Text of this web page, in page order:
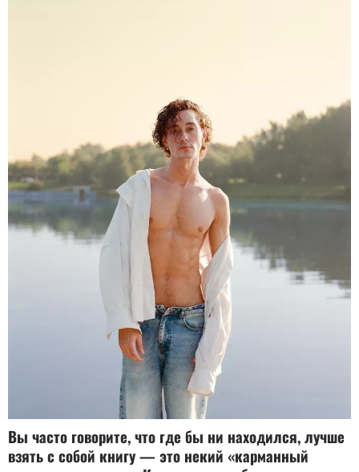
Вы часто говорите, что где бы ни находился, лучше
взять с собой книгу — это некий «карманный